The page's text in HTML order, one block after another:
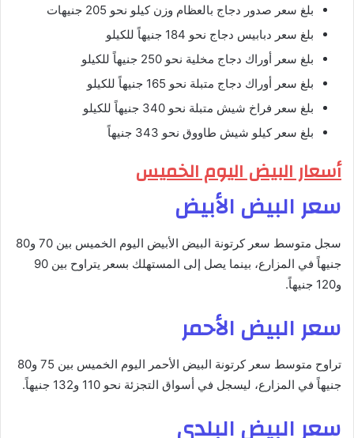
بلغ سعر صدور دجاج بالعظام وزن كيلو نحو 205 جنيهات
بلغ سعر دبابيس دجاج نحو 184 جنيهاً للكيلو
بلغ سعر أوراك دجاج مخلية نحو 250 جنيهاً للكيلو
بلغ سعر أوراك دجاج متبلة نحو 165 جنيهاً للكيلو
بلغ سعر فراخ شيش متبلة نحو 340 جنيهاً للكيلو
بلغ سعر كيلو شيش طاووق نحو 343 جنيهاً
أسعار البيض اليوم الخميس
سعر البيض الأبيض
سجل متوسط سعر كرتونة البيض الأبيض اليوم الخميس بين 70 و80
جنيهاً في المزارع، بينما يصل إلى المستهلك بسعر يتراوح بين 90
و120 جنيهاً.
سعر البيض الأحمر
تراوح متوسط سعر كرتونة البيض الأحمر اليوم الخميس بين 75 و80
جنيهاً في المزارع، ليسجل في أسواق التجزئة نحو 110 و132 جنيهاً.
سعر البيض البلدي